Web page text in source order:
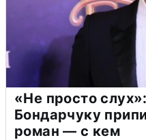
«Не просто
Бондарчуку
роман — с кем